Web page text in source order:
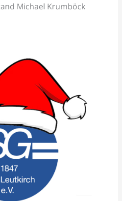
Michael Krumböck